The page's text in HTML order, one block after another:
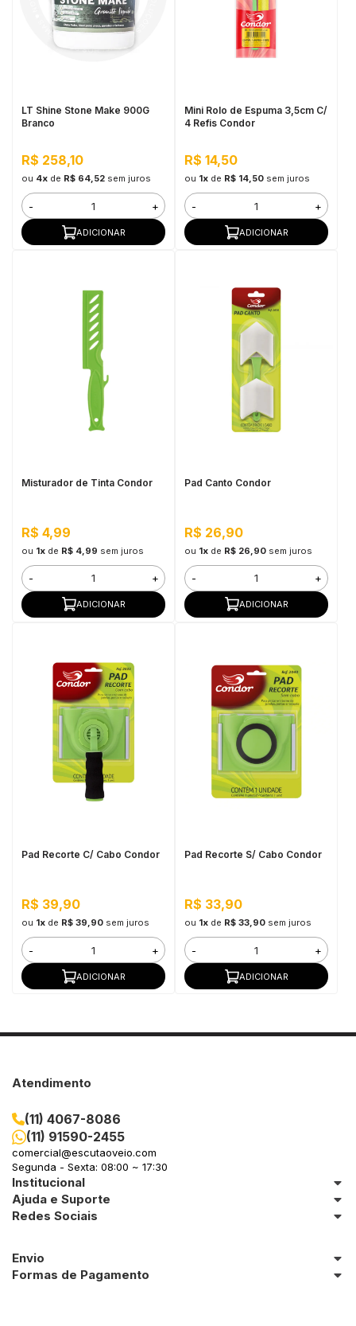
LT Shine Stone Make 900G
Branco
R$ 258,10
ou 4xde R$ 64,52 sem juros
- +
ADICIONAR
Mini Rolo de Espuma 3,5cm C/
4 Refis Condor
R$ 14,50
ou 1xde R$ 14,50 sem juros
- +
ADICIONAR
Misturador de Tinta Condor
R$ 4,99
ou 1xde R$ 4,99 sem juros
- +
ADICIONAR
Pad Canto Condor
R$ 26,90
ou 1xde R$ 26,90 sem juros
- +
ADICIONAR
Pad Recorte C/ Cabo Condor
R$ 39,90
ou 1xde R$ 39,90 sem juros
- +
ADICIONAR
Pad Recorte S/ Cabo Condor
R$ 33,90
ou 1xde R$ 33,90 sem juros
- +
ADICIONAR
Atendimento
(11) 4067-8086
(11) 91590-2455
comercial@escutaoveio.com
Segunda - Sexta: 08:00 ~ 17:30
Institucional
Ajuda e Suporte
Redes Sociais
Envio
Formas de Pagamento